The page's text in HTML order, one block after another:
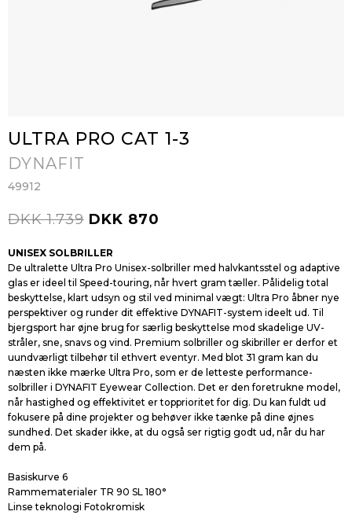
ULTRA PRO CAT 1-3
DYNAFIT
49912
DKK 1.739 DKK 870
UNISEX SOLBRILLER
De ultralette Ultra Pro Unisex-solbriller med halvkantsstel og adaptive
glas er ideel til Speed-touring, når hvert gram tæller. Pålidelig total
beskyttelse, klart udsyn og stil ved minimal vægt: Ultra Pro åbner nye
perspektiver og runder dit effektive DYNAFIT-system ideelt ud. Til
bjergsport har øjne brug for særlig beskyttelse mod skadelige UV-
stråler, sne, snavs og vind. Premium solbriller og skibriller er derfor et
uundværligt tilbehør til ethvert eventyr. Med blot 31 gram kan du
næsten ikke mærke Ultra Pro, som er de letteste performance-
solbriller i DYNAFIT Eyewear Collection. Det er den foretrukne model,
når hastighed og effektivitet er topprioritet for dig. Du kan fuldt ud
fokusere på dine projekter og behøver ikke tænke på dine øjnes
sundhed. Det skader ikke, at du også ser rigtig godt ud, når du har
dem på.
Basiskurve 6
Rammematerialer TR 90 SL 180°
Linse teknologi Fotokromisk